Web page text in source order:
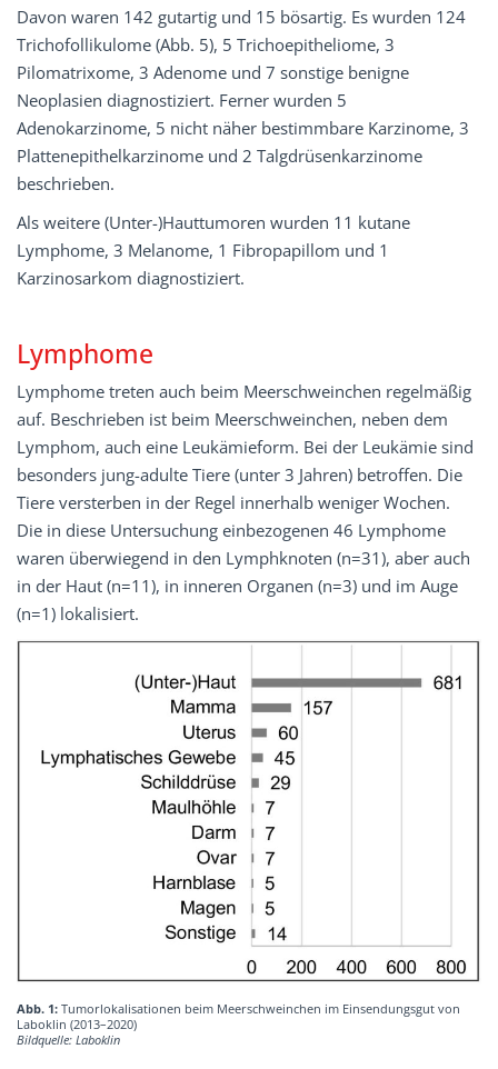
Davon waren 142 gutartig und 15 bösartig. Es wurden 124
Trichofollikulome (Abb. 5), 5 Trichoepitheliome, 3
Pilomatrixome, 3 Adenome und 7 sonstige benigne
Neoplasien diagnostiziert. Ferner wurden 5
Adenokarzinome, 5 nicht näher bestimmbare Karzinome, 3
Plattenepithelkarzinome und 2 Talgdrüsenkarzinome
beschrieben.
Als weitere (Unter-)Hauttumoren wurden 11 kutane
Lymphome, 3 Melanome, 1 Fibropapillom und 1
Karzinosarkom diagnostiziert.
Lymphome
Lymphome treten auch beim Meerschweinchen regelmäßig
auf. Beschrieben ist beim Meerschweinchen, neben dem
Lymphom, auch eine Leukämieform. Bei der Leukämie sind
besonders jung-adulte Tiere (unter 3 Jahren) betroffen. Die
Tiere versterben in der Regel innerhalb weniger Wochen.
Die in diese Untersuchung einbezogenen 46 Lymphome
waren überwiegend in den Lymphknoten (n=31), aber auch
in der Haut (n=11), in inneren Organen (n=3) und im Auge
(n=1) lokalisiert.
Abb. 1: Tumorlokalisationen beim Meerschweinchen im Einsendungsgut von
Laboklin (2013–2020)
Bildquelle: Laboklin